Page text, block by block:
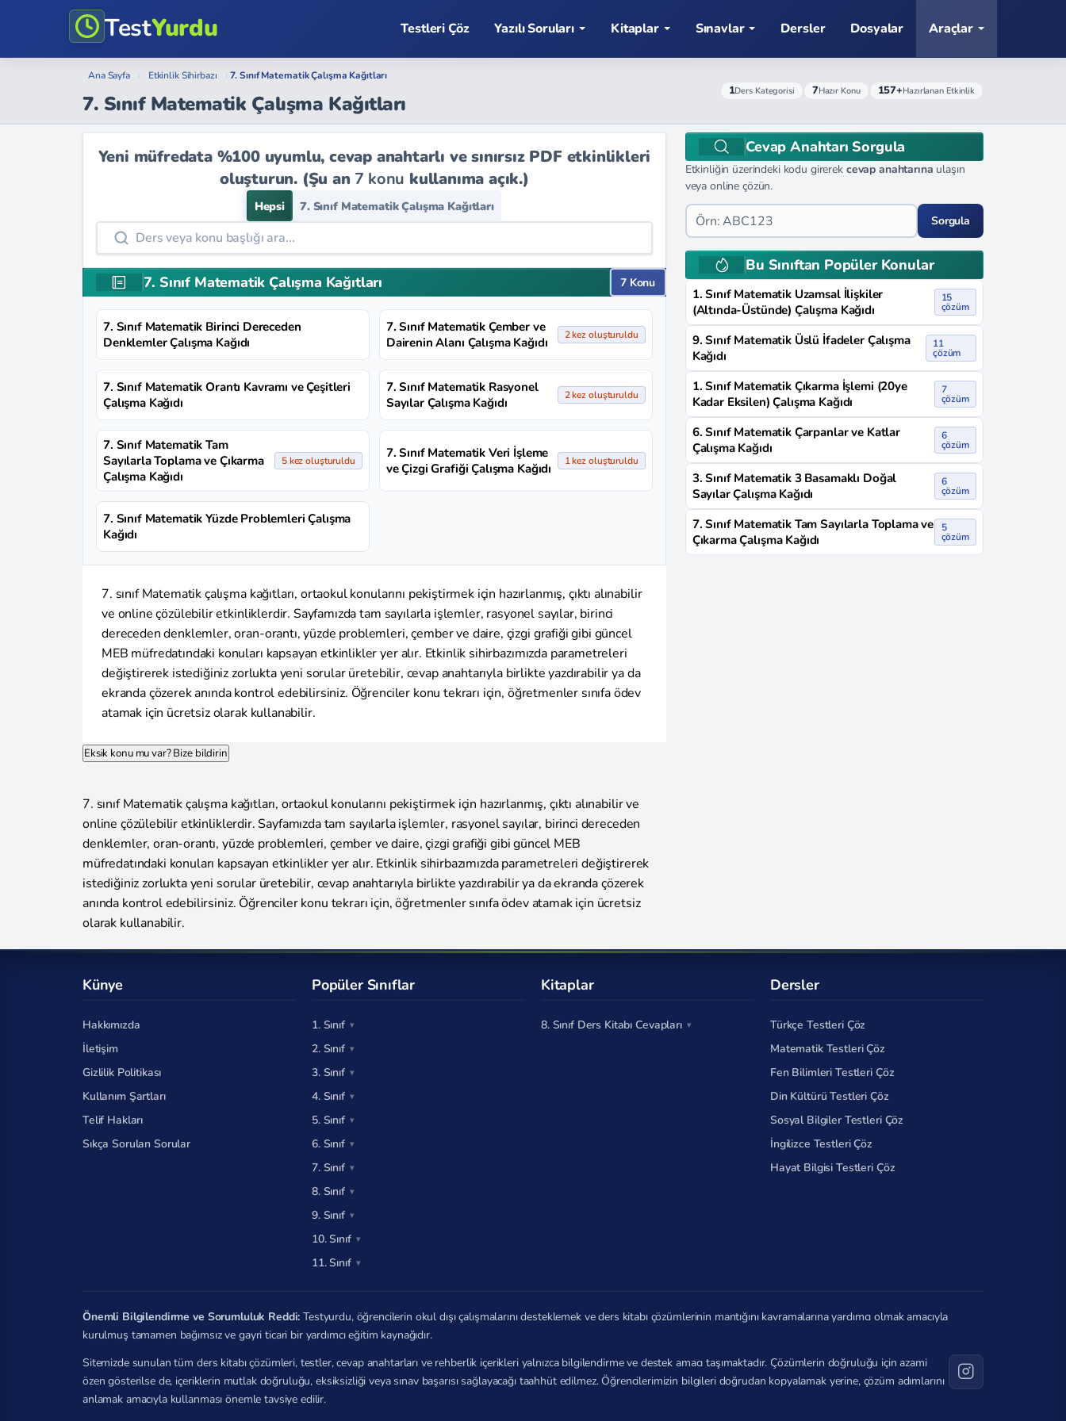
TestYurdu Testleri Çöz Yazılı Soruları Kitaplar Sınavlar Dersler Dosyalar Araçlar
Ana Sayfa › Etkinlik Sihirbazı › 7. Sınıf Matematik Çalışma Kağıtları
7. Sınıf Matematik Çalışma Kağıtları
1Ders Kategorisi 7Hazır Konu 157+Hazırlanan Etkinlik
Yeni müfredata %100 uyumlu, cevap anahtarlı ve sınırsız PDF etkinlikleri
oluşturun. (Şu an 7 konu kullanıma açık.)
Hepsi 7. Sınıf Matematik Çalışma Kağıtları
7. Sınıf Matematik Çalışma Kağıtları 7 Konu
7. Sınıf Matematik Birinci Dereceden
Denklemler Çalışma Kağıdı
7. Sınıf Matematik Çember ve
Dairenin Alanı Çalışma Kağıdı
2 kez oluşturuldu
7. Sınıf Matematik Orantı Kavramı ve Çeşitleri
Çalışma Kağıdı
7. Sınıf Matematik Rasyonel
Sayılar Çalışma Kağıdı
2 kez oluşturuldu
7. Sınıf Matematik Tam
Sayılarla Toplama ve Çıkarma
Çalışma Kağıdı
5 kez oluşturuldu
7. Sınıf Matematik Veri İşleme
ve Çizgi Grafiği Çalışma Kağıdı
1 kez oluşturuldu
7. Sınıf Matematik Yüzde Problemleri Çalışma
Kağıdı
7. sınıf Matematik çalışma kağıtları, ortaokul konularını pekiştirmek için hazırlanmış, çıktı alınabilir
ve online çözülebilir etkinliklerdir. Sayfamızda tam sayılarla işlemler, rasyonel sayılar, birinci
dereceden denklemler, oran-orantı, yüzde problemleri, çember ve daire, çizgi grafiği gibi güncel
MEB müfredatındaki konuları kapsayan etkinlikler yer alır. Etkinlik sihirbazımızda parametreleri
değiştirerek istediğiniz zorlukta yeni sorular üretebilir, cevap anahtarıyla birlikte yazdırabilir ya da
ekranda çözerek anında kontrol edebilirsiniz. Öğrenciler konu tekrarı için, öğretmenler sınıfa ödev
atamak için ücretsiz olarak kullanabilir.
Eksik konu mu var? Bize bildirin
7. sınıf Matematik çalışma kağıtları, ortaokul konularını pekiştirmek için hazırlanmış, çıktı alınabilir ve
online çözülebilir etkinliklerdir. Sayfamızda tam sayılarla işlemler, rasyonel sayılar, birinci dereceden
denklemler, oran-orantı, yüzde problemleri, çember ve daire, çizgi grafiği gibi güncel MEB
müfredatındaki konuları kapsayan etkinlikler yer alır. Etkinlik sihirbazımızda parametreleri değiştirerek
istediğiniz zorlukta yeni sorular üretebilir, cevap anahtarıyla birlikte yazdırabilir ya da ekranda çözerek
anında kontrol edebilirsiniz. Öğrenciler konu tekrarı için, öğretmenler sınıfa ödev atamak için ücretsiz
olarak kullanabilir.
Cevap Anahtarı Sorgula
Etkinliğin üzerindeki kodu girerek cevap anahtarına ulaşın
veya online çözün.
Sorgula
Bu Sınıftan Popüler Konular
1. Sınıf Matematik Uzamsal İlişkiler
(Altında-Üstünde) Çalışma Kağıdı
15
çözüm
9. Sınıf Matematik Üslü İfadeler Çalışma
Kağıdı
11
çözüm
1. Sınıf Matematik Çıkarma İşlemi (20ye
Kadar Eksilen) Çalışma Kağıdı
7
çözüm
6. Sınıf Matematik Çarpanlar ve Katlar
Çalışma Kağıdı
6
çözüm
3. Sınıf Matematik 3 Basamaklı Doğal
Sayılar Çalışma Kağıdı
6
çözüm
7. Sınıf Matematik Tam Sayılarla Toplama ve
Çıkarma Çalışma Kağıdı
5
çözüm
Künye
Hakkımızda
İletişim
Gizlilik Politikası
Kullanım Şartları
Telif Hakları
Sıkça Sorulan Sorular
Popüler Sınıflar
1. Sınıf
2. Sınıf
3. Sınıf
4. Sınıf
5. Sınıf
6. Sınıf
7. Sınıf
8. Sınıf
9. Sınıf
10. Sınıf
11. Sınıf
Kitaplar
8. Sınıf Ders Kitabı Cevapları
Dersler
Türkçe Testleri Çöz
Matematik Testleri Çöz
Fen Bilimleri Testleri Çöz
Din Kültürü Testleri Çöz
Sosyal Bilgiler Testleri Çöz
İngilizce Testleri Çöz
Hayat Bilgisi Testleri Çöz
Önemli Bilgilendirme ve Sorumluluk Reddi: Testyurdu, öğrencilerin okul dışı çalışmalarını desteklemek ve ders kitabı çözümlerinin mantığını kavramalarına yardımcı olmak amacıyla
kurulmuş tamamen bağımsız ve gayri ticari bir yardımcı eğitim kaynağıdır.
Sitemizde sunulan tüm ders kitabı çözümleri, testler, cevap anahtarları ve rehberlik içerikleri yalnızca bilgilendirme ve destek amacı taşımaktadır. Çözümlerin doğruluğu için azami
özen gösterilse de, içeriklerin mutlak doğruluğu, eksiksizliği veya sınav başarısı sağlayacağı taahhüt edilmez. Öğrencilerimizin bilgileri doğrudan kopyalamak yerine, çözüm adımlarını
anlamak amacıyla kullanması önemle tavsiye edilir.